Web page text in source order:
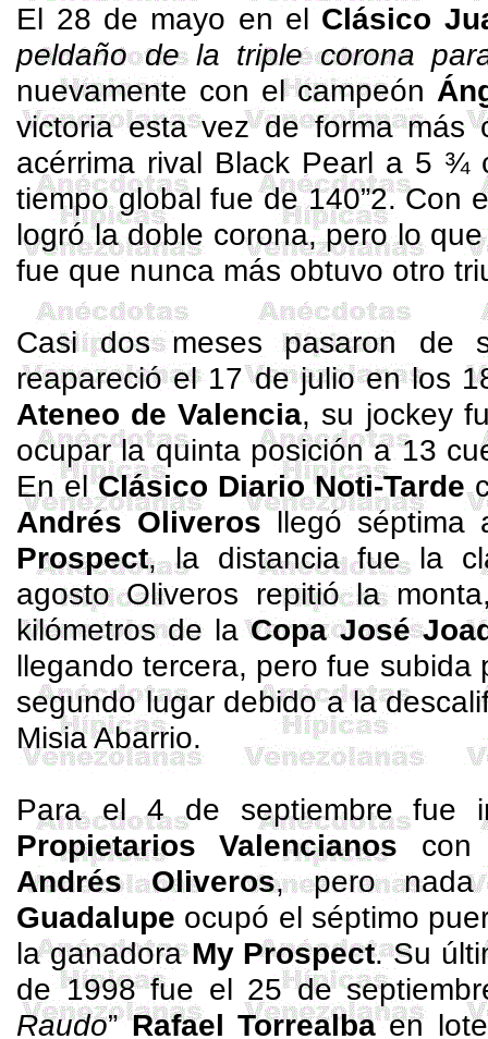
El 28 de mayo en el Clásico
peldaño de la triple corona
nuevamente con el campeón
victoria esta vez de forma más
acérrima rival Black Pearl a 5 ¾
tiempo global fue de 140”2. Con
logró la doble corona, pero lo
fue que nunca más obtuvo otro
Casi dos meses pasaron de
reapareció el 17 de julio en los
Ateneo de Valencia, su jockey
ocupar la quinta posición a 13
En elClásico DiarioNoti-Tarde
Andrés Oliverosllegó
Prospect, la distancia fue la
agosto Oliveros repitió la
kilómetros de laCopa José
llegando tercera, pero fue subida
segundo lugar debido a la
MisiaAbarrio.
Para el 4 de septiembre fue
Propietarios Valencianos
Andrés Oliveros, pero
Guadalupe ocupó el séptimo
la ganadoraMy Prospect. Su
de 1998 fue el 25 de
Raudo”Rafael Torrealbaen